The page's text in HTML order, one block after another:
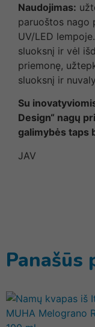
Naudojimas:
paruoštos nago
UV/LED
sluoksnį ir vėl
priemonę,
sluoksnį ir
Su
Design“ nagų
galimybės taps
JAV
Panašūs